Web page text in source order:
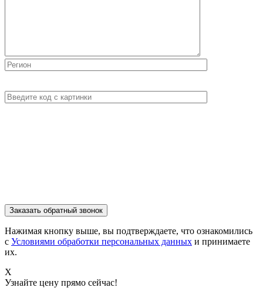
Нажимая кнопку выше, вы подтверждаете, что ознакомились
с Условиями обработки персональных данных и принимаете
их.
X
Узнайте цену прямо сейчас!